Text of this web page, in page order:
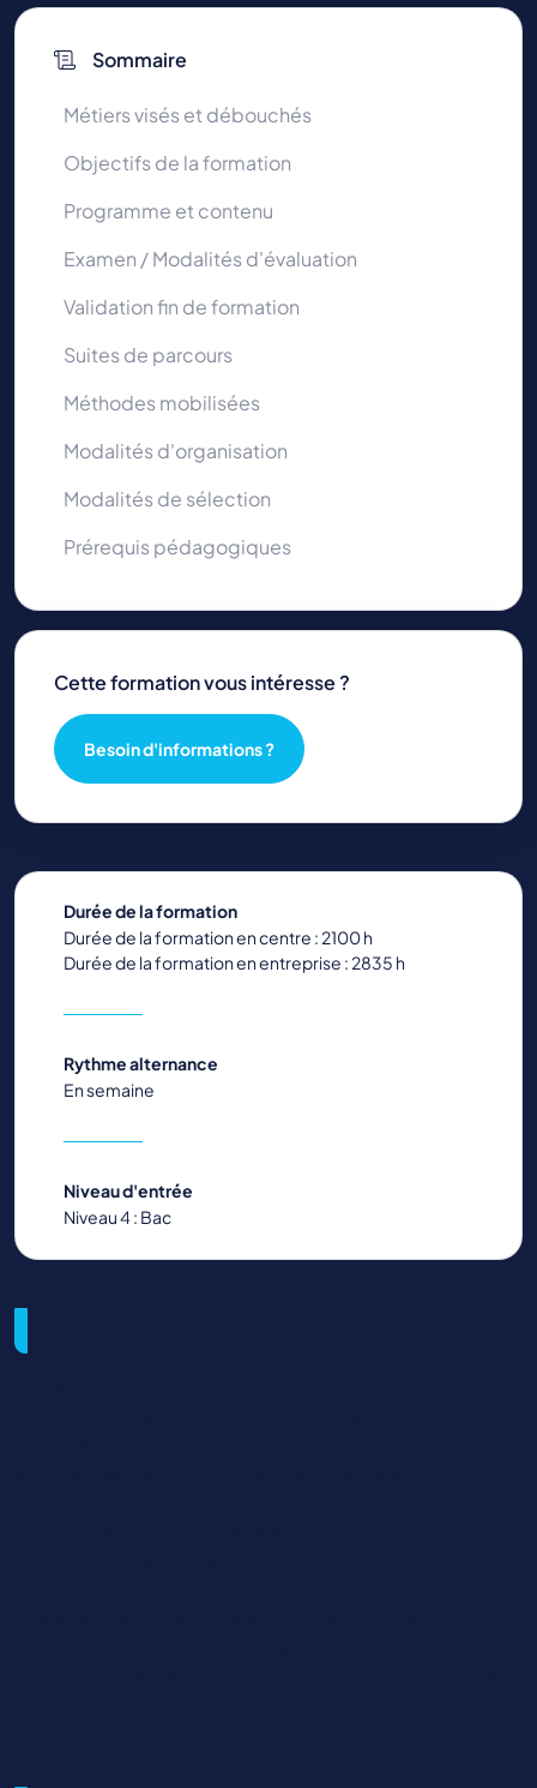
Durée de la formation
Durée de la formation en centre : 2100 h
Durée de la formation en entreprise : 2835 h
Rythme alternance
En semaine
Niveau d'entrée
Niveau 4 : Bac
Sommaire
Métiers visés et débouchés
Objectifs de la formation
Programme et contenu
Examen / Modalités d'évaluation
Validation fin de formation
Suites de parcours
Méthodes mobilisées
Modalités d'organisation
Modalités de sélection
Prérequis pédagogiques
Cette formation vous intéresse ?
Besoin d'informations ?